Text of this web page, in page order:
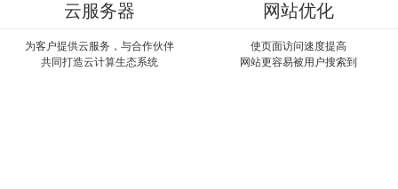
云服务器
为客户提供云服务，与合作伙伴
共同打造云计算生态系统
网站优化
使页面访问速度提高
网站更容易被用户搜索到